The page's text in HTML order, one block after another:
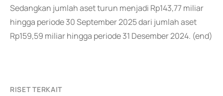
Sedangkan jumlah aset turun menjadi Rp143,77 miliar
hingga periode 30 September 2025 dari jumlah aset
Rp159,59 miliar hingga periode 31 Desember 2024. (end)
RISET TERKAIT